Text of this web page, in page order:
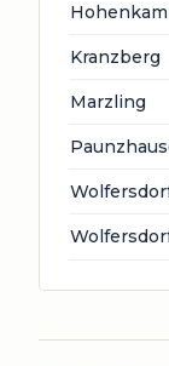
Kranzberg
Marzling